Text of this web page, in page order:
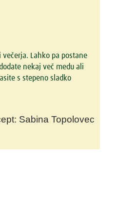
Lahko pa postane
nekaj več medu ali
s stepeno sladko
Sabina Topolovec